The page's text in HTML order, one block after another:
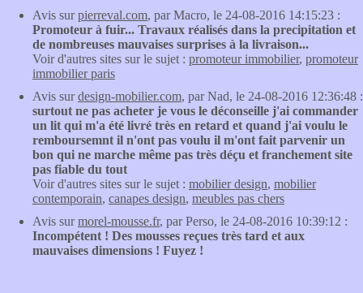
Avis surpierreval.com, par Macro, le 24-08-2016 14:15:23 :
Promoteur à fuir... Travaux réalisés dans la precipitation et
de nombreuses mauvaises surprises à la livraison...
Voir d'autres sites sur le sujet : promoteur immobilier, promoteur
immobilier paris
Avis surdesign-mobilier.com, par Nad, le 24-08-2016 12:36:48 :
surtout ne pas acheter je vous le déconseille j'ai commander
un lit qui m'a été livré très en retard et quand j'ai voulu le
remboursemnt il n'ont pas voulu il m'ont fait parvenir un
bon qui ne marche même pas très déçu et franchement site
pas fiable du tout
Voir d'autres sites sur le sujet : mobilier design, mobilier
contemporain, canapes design, meubles pas chers
Avis surmorel-mousse.fr, par Perso, le 24-08-2016 10:39:12 :
Incompétent ! Des mousses reçues très tard et aux
mauvaises dimensions ! Fuyez !